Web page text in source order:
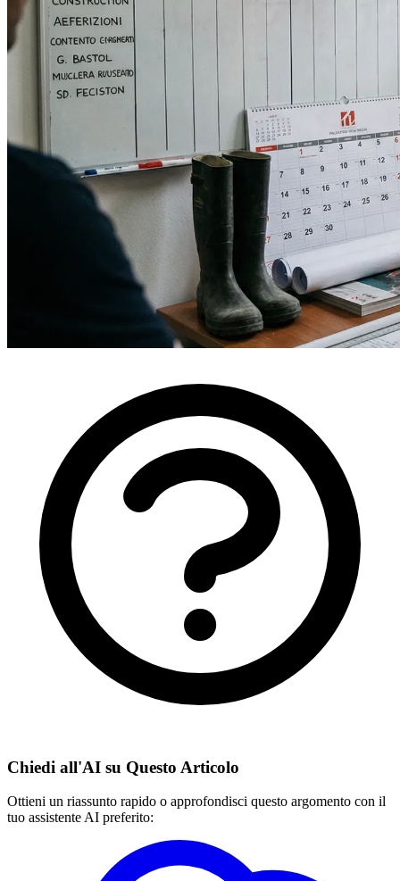
Chiedi all'AI su Questo Articolo
Ottieni un riassunto rapido o approfondisci questo argomento con il
tuo assistente AI preferito: